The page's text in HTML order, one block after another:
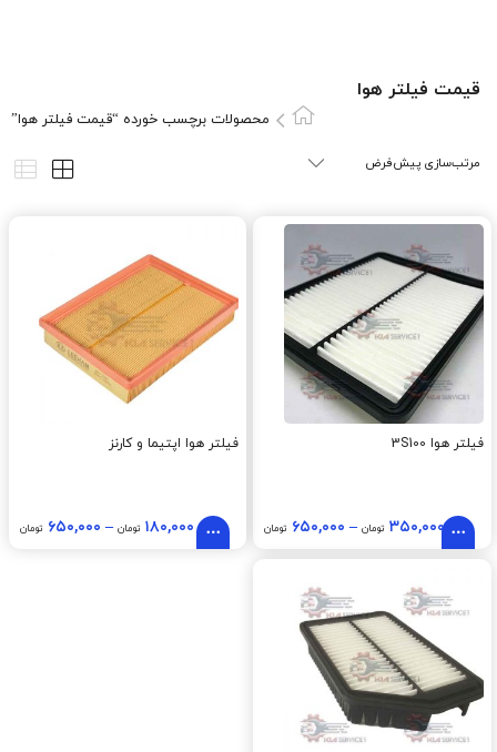
قیمت فیلتر هوا
محصولات برچسب خورده “قیمت فیلتر هوا”
فیلتر هوا 3S100
۳۵۰,۰۰۰ تومان– ۶۵۰,۰۰۰ تومان
فیلتر هوا اپتیما و کارنز
۱۸۰,۰۰۰ تومان – ۶۵۰,۰۰۰ تومان